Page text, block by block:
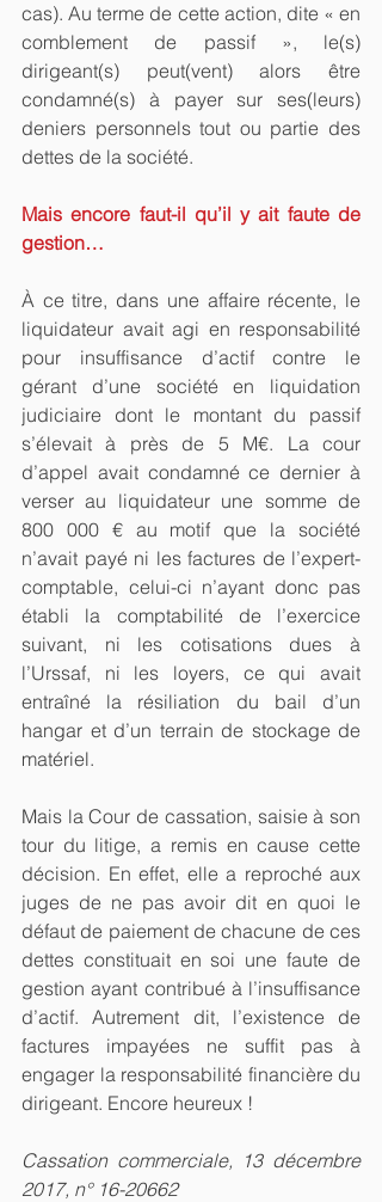
cas). Au terme de cette action, dite « en
comblement de passif », le(s)
dirigeant(s) peut(vent) alors être
condamné(s) à payer sur ses(leurs)
deniers personnels tout ou partie des
dettes de la société.
Mais encore faut-il qu’il y ait faute de
gestion…
À ce titre, dans une affaire récente, le
liquidateur avait agi en responsabilité
pour insuffisance d’actif contre le
gérant d’une société en liquidation
judiciaire dont le montant du passif
s’élevait à près de 5 M€. La cour
d’appel avait condamné ce dernier à
verser au liquidateur une somme de
800 000 € au motif que la société
n’avait payé ni les factures de l’expert-
comptable, celui-ci n’ayant donc pas
établi la comptabilité de l’exercice
suivant, ni les cotisations dues à
l’Urssaf, ni les loyers, ce qui avait
entraîné la résiliation du bail d’un
hangar et d’un terrain de stockage de
matériel.
Mais la Cour de cassation, saisie à son
tour du litige, a remis en cause cette
décision. En effet, elle a reproché aux
juges de ne pas avoir dit en quoi le
défaut de paiement de chacune de ces
dettes constituait en soi une faute de
gestion ayant contribué à l’insuffisance
d’actif. Autrement dit, l’existence de
factures impayées ne suffit pas à
engager la responsabilité financière du
dirigeant. Encore heureux !
Cassation commerciale, 13 décembre
2017, n° 16-20662